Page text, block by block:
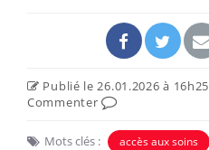
Publié le 26.01.2026 à 16h25
Commenter
Mots clés : accès aux soins